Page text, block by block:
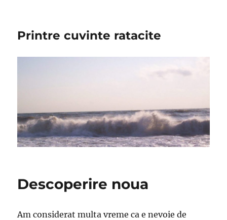
Printre cuvinte ratacite
Descoperire noua
Am considerat multa vreme ca e nevoie de